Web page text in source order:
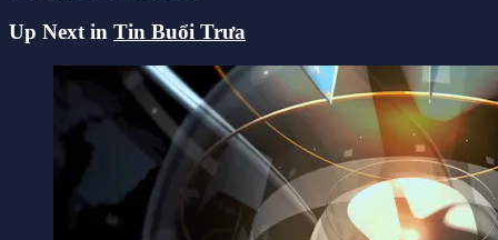
Up Next in Tin Buổi Trưa